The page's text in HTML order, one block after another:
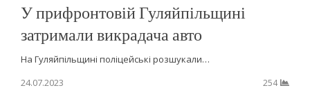
У прифронтовій Гуляйпільщині
затримали викрадача авто
На Гуляйпільщині поліцейські розшукали…
24.07.2023
254